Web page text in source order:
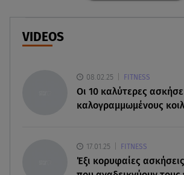
Σέρρες: Απόσπαση προσοχής ή
MG Motor Greece: «Απογειώνεται»
ασέλγειας σε ανήλικη
08.08.26 , 12:30
VIDEOS
08.02.25 FITNESS
Oι 10 καλύτερες
καλογραμμωμένους
17.01.25 FITNESS
Έξι κορυφαίες